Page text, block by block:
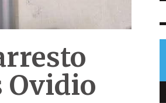
Ovidio